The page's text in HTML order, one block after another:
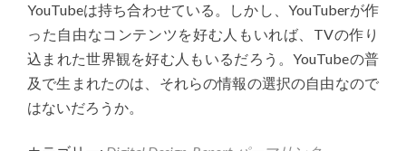
YouTubeは持ち合わせている。しかし、YouTuberが作
った自由なコンテンツを好む人もいれば、TVの作り
込まれた世界観を好む人もいるだろう。YouTubeの普
及で生まれたのは、それらの情報の選択の自由なので
はないだろうか。